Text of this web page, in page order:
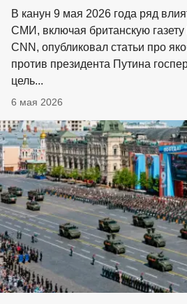
В канун 9 мая 2026 года ряд
СМИ, включая британскую
CNN, опубликовал статьи про
против президента Путина
цель...
6 мая 2026